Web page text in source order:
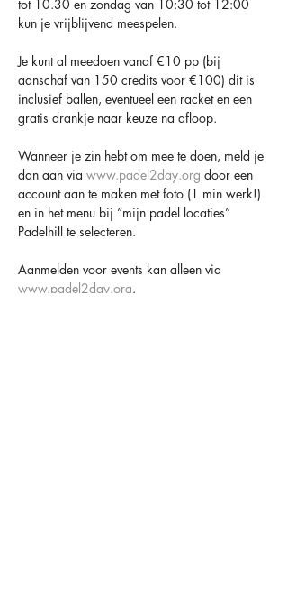
tot 10.30 en zondag van 10:30 tot 12:00
kun je vrijblijvend meespelen.
Je kunt al meedoen vanaf €10 pp (bij
aanschaf van 150 credits voor €100) dit is
inclusief ballen, eventueel een racket en een
gratis drankje naar keuze na afloop.
Wanneer je zin hebt om mee te doen, meld je
dan aan via www.padel2day.org door een
account aan te maken met foto (1 min werk!)
en in het menu bij “mijn padel locaties”
Padelhill te selecteren.
Aanmelden voor events kan alleen via
www.padel2day.org.